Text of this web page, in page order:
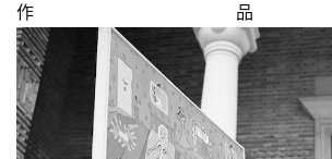
首
页
作品